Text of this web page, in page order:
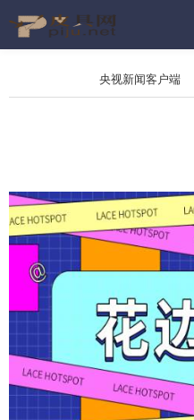
央视新闻客户端